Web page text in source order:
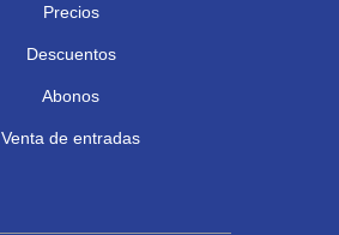
Precios
Descuentos
Abonos
Venta de entradas